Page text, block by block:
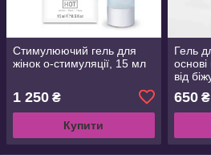
Стимулюючий гель для
жінок о-стимуляції, 15 мл
1 250 ₴
Купити
Гель
від
650₴